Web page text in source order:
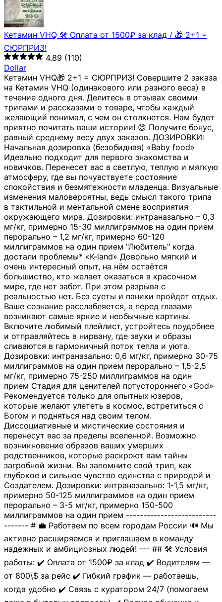
Кетамин VHQ 🛠 Оплата от 1500₽ за клад / 🎁 2+1 =
СЮРПРИЗ!
4.89 (110)
Dollar
Кетамин VHQ🎁 2+1 = СЮРПРИЗ! Совершите 2 заказа
на Кетамин VHQ (одинакового или разного веса) в
течение одного дня. Делитесь в отзывах своими
трипами и рассказами о товаре, чтобы каждый
желающий понимал, с чем он столкнется. Нам будет
приятно почитать ваши истории! 😊 Получите бонус,
равный среднему весу двух заказов. ДОЗИРОВКИ:
Начальная дозировка (безобидная) «Baby food»
Идеально подходит для первого знакомства и
новичков. Перенесет вас в светлую, теплую и мягкую
атмосферу, где вы почувствуете состояние
спокойствия и безмятежности младенца. Визуальные
изменения маловероятны, ведь смысл такого трипа
в тактильной и ментальной смене восприятия
окружающего мира. Дозировки: интраназально – 0,3
мг/кг, примерно 15-30 миллиграммов на один прием
перорально – 1,2 мг/кг, примерно 60-120
миллиграммов на один прием "Любитель" когда
достали проблемы* «K-land» Довольно мягкий и
очень интересный опыт, на нём остаётся
большиство, кто желает оказаться в красочном
мире, где нет забот. При этом разрыва с
реальностью нет. Без суеты и паники пройдет отдых.
Ваше сознание расслабляется, а перед глазами
возникают самые яркие и необычные картины.
Включите любимый плейлист, устройтесь поудобнее
и отправляйтесь в нирвану, где звуки и образы
сливаются в гармоничный поток тепла и уюта.
Дозировки: интраназально: 0,6 мг/кг, примерно 30-75
миллиграммов на один прием перорально – 1,5-2,5
мг/кг, примерно 75-250 миллиграммов на один
прием Стадия для ценителей потустороннего «God»
Рекомендуется только для опытных юзеров,
которые желают улететь в космос, встретиться с
Богом и подняться над своим телом.
Диссоциативные и мистические состояния и
перенесут вас за пределы вселенной. Возможно
возникновение образов ваших умерших
родственников, которые раскроют вам тайны
загробной жизни. Вы запомните свой трип, как
глубокое и сильное чувство единства с природой и
Создателем. Дозировки: интраназально: 1-1,5 мг/кг,
примерно 50-125 миллиграммов на один прием
перорально – 3-5 мг/кг, примерно 150-500
миллиграммов на один прием --------------------------
------- # 💼 Работаем по всем городам России 🔊 Мы
активно расширяемся и приглашаем в команду
надежных и амбициозных людей! --- ## 🛠 Условия
работы: ✔️ Оплата от 1500₽ за клад ✔️ Водителям —
от 800\$ за рейс ✔️ Гибкий график — работаешь,
когда удобно ✔️ Связь с куратором 24/7 (помогаем